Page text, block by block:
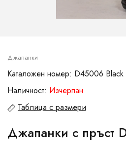
Джапанки
Каталожен номер: D45006 Black
Наличност: Изчерпан
Таблица с размери
Джапанки с пръст